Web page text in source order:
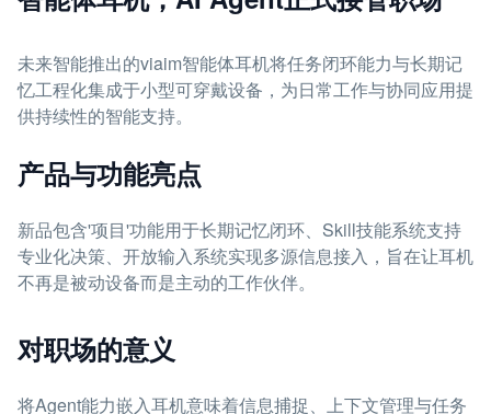
未来智能推出的viaim智能体耳机将任务闭环能力与长期记
忆工程化集成于小型可穿戴设备，为日常工作与协同应用提
供持续性的智能支持。
产品与功能亮点
新品包含'项目'功能用于长期记忆闭环、Skill技能系统支持
专业化决策、开放输入系统实现多源信息接入，旨在让耳机
不再是被动设备而是主动的工作伙伴。
对职场的意义
将Agent能力嵌入耳机意味着信息捕捉、上下文管理与任务